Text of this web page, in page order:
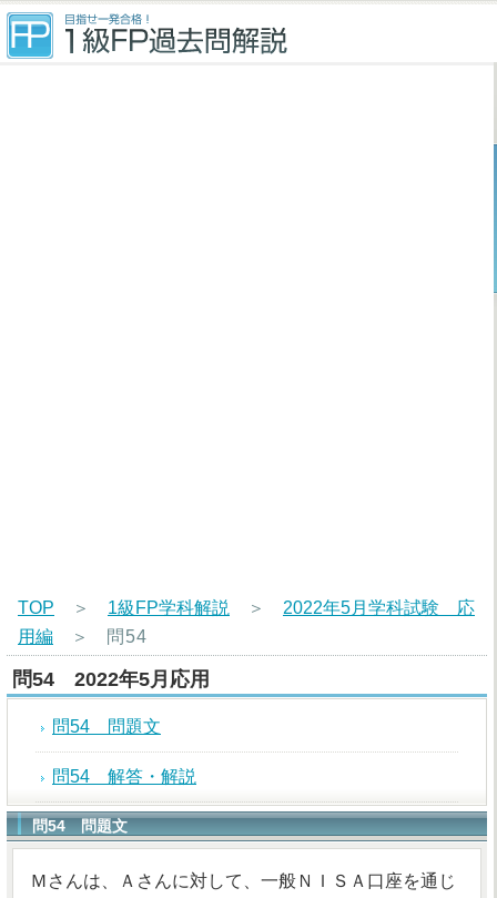
TOP ＞ 1級FP学科解説 ＞ 2022年5月学科試験 応
用編 ＞ 問54
問54 2022年5月応用
問54 問題文
問54 解答・解説
問54 問題文
Ｍさんは、Ａさんに対して、一般ＮＩＳＡ口座を通じ